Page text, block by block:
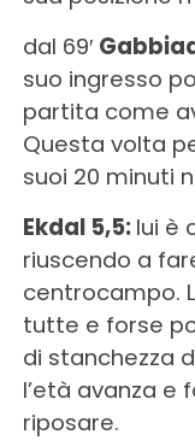
dal 69′
suo ingresso
partita come
Questa volta
suoi 20 minuti
Ekdal 5,5: lui è
riuscendo a
centrocampo.
tutte e forse
di stanchezza
l’età avanza e
riposare.